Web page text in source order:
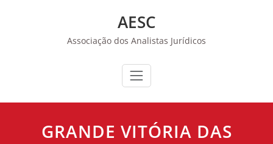
AESC
Associação dos Analistas Jurídicos
GRANDE VITÓRIA DAS